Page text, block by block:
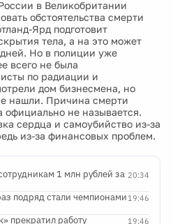
в Великобритании
обстоятельства смерти
Ярд подготовит
тела, а на это может
дней. Но в полиции уже
всего не была
по радиации и
дом бизнесмена, но
нашли. Причина смерти
официально не называется.
сердца и самоубийство из-за
из-за финансовых проблем.
20:34
1 млн рублей за
19:46
подряд стали чемпионами
19:46
прекратил работу